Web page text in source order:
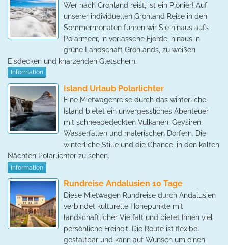
Wer nach Grönland reist, ist ein Pionier! Auf
unserer individuellen Grönland Reise in den
Sommermonaten führen wir Sie hinaus aufs
Polarmeer, in verlassene Fjorde, hinaus in
grüne Landschaft Grönlands, zu weißen
Eisdecken und knarzenden Gletschern.
Information
Island Urlaub Polarlichter
Eine Mietwagenreise durch das winterliche
Island bietet ein unvergessliches Abenteuer
mit schneebedeckten Vulkanen, Geysiren,
Wasserfällen und malerischen Dörfern. Die
winterliche Stille und die Chance, in den kalten
Nächten Polarlichter zu sehen.
Information
Rundreise Andalusien 10 Tage
Diese Mietwagen Rundreise durch Andalusien
verbindet kulturelle Höhepunkte mit
landschaftlicher Vielfalt und bietet Ihnen viel
persönliche Freiheit. Die Route ist flexibel
gestaltbar und kann auf Wunsch um einen